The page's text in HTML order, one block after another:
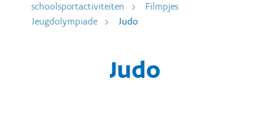
schoolsportactiviteiten
Filmpjes
Jeugdolympiade
Judo
Judo